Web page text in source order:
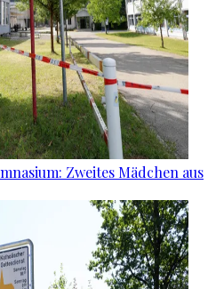
Zweites Mädchen aus